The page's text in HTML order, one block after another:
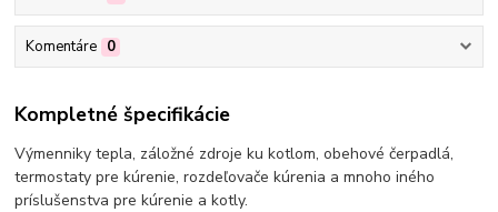
Komentáre 0
Kompletné špecifikácie
Výmenniky tepla, záložné zdroje ku kotlom, obehové čerpadlá,
termostaty pre kúrenie, rozdeľovače kúrenia a mnoho iného
príslušenstva pre kúrenie a kotly.